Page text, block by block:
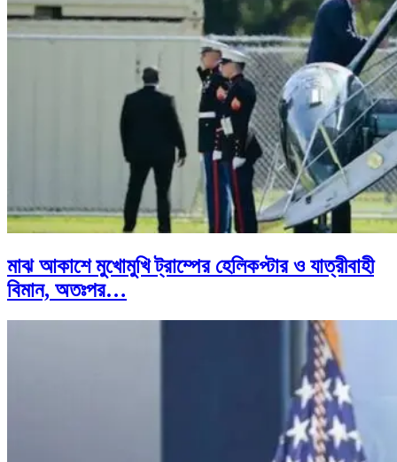
মাঝ আকাশে মুখোমুখি ট্রাম্পের হেলিকপ্টার ও যাত্রীবাহী
বিমান, অতঃপর…